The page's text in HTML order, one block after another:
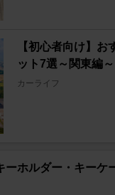
【初心者向け】お
ット7選～関東編～
カーライフ
ーホルダー・キーケ